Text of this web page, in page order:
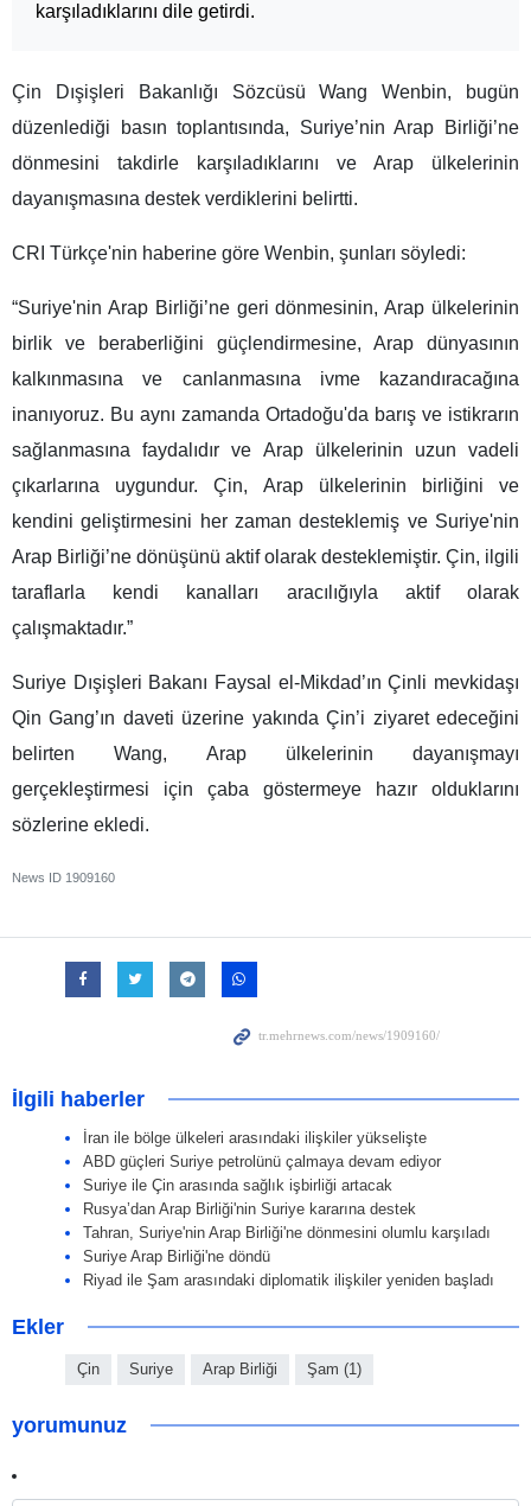
karşıladıklarını dile getirdi.
Çin Dışişleri Bakanlığı Sözcüsü Wang Wenbin, bugün
düzenlediği basın toplantısında, Suriye’nin Arap Birliği’ne
dönmesini takdirle karşıladıklarını ve Arap ülkelerinin
dayanışmasına destek verdiklerini belirtti.
CRI Türkçe'nin haberine göre Wenbin, şunları söyledi:
“Suriye'nin Arap Birliği’ne geri dönmesinin, Arap ülkelerinin
birlik ve beraberliğini güçlendirmesine, Arap dünyasının
kalkınmasına ve canlanmasına ivme kazandıracağına
inanıyoruz. Bu aynı zamanda Ortadoğu'da barış ve istikrarın
sağlanmasına faydalıdır ve Arap ülkelerinin uzun vadeli
çıkarlarına uygundur. Çin, Arap ülkelerinin birliğini ve
kendini geliştirmesini her zaman desteklemiş ve Suriye'nin
Arap Birliği’ne dönüşünü aktif olarak desteklemiştir. Çin, ilgili
taraflarla kendi kanalları aracılığıyla aktif olarak
çalışmaktadır.”
Suriye Dışişleri Bakanı Faysal el-Mikdad’ın Çinli mevkidaşı
Qin Gang’ın daveti üzerine yakında Çin’i ziyaret edeceğini
belirten Wang, Arap ülkelerinin dayanışmayı
gerçekleştirmesi için çaba göstermeye hazır olduklarını
sözlerine ekledi.
News ID 1909160
İlgili haberler
İran ile bölge ülkeleri arasındaki ilişkiler yükselişte
ABD güçleri Suriye petrolünü çalmaya devam ediyor
Suriye ile Çin arasında sağlık işbirliği artacak
Rusya’dan Arap Birliği'nin Suriye kararına destek
Tahran, Suriye'nin Arap Birliği'ne dönmesini olumlu karşıladı
Suriye Arap Birliği'ne döndü
Riyad ile Şam arasındaki diplomatik ilişkiler yeniden başladı
Ekler
Çin Suriye Arap Birliği Şam (1)
yorumunuz